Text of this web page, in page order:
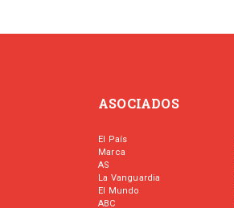
ASOCIADOS
El País
Marca
AS
La Vanguardia
El Mundo
ABC